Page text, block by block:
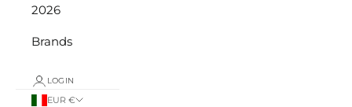
2026
Brands
LOGIN
EUR €